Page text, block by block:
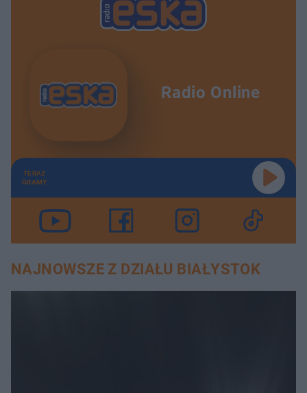
Radio Online
TERAZ
GRAMY
NAJNOWSZE Z DZIAŁU BIAŁYSTOK